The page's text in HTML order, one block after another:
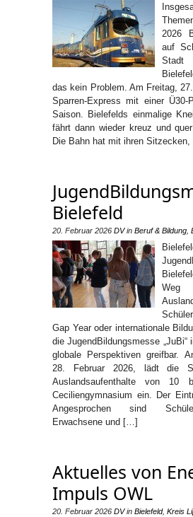
2026
auf
das kein Problem. Am Freitag,
Sparren-Express mit einer
Saison. Bielefelds einmalige
fährt dann wieder kreuz und
Die Bahn hat mit ihren
Bielefeld
20. Februar 2026 DVin Beruf & Bildung
Gap Year oder internationale
die JugendBildungsmesse „JuBi“
globale Perspektiven greifbar.
28. Februar 2026, lädt die
Auslandsaufenthalte von
Ceciliengymnasium ein. Der
Angesprochen sind
Erwachsene und […]
Aktuelles von
Impuls OWL
20. Februar 2026 DVin Bielefeld, Kreis